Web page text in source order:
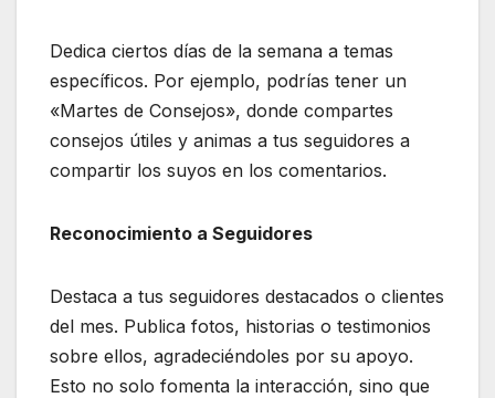
Dedica ciertos días de la semana a temas
específicos. Por ejemplo, podrías tener un
«Martes de Consejos», donde compartes
consejos útiles y animas a tus seguidores a
compartir los suyos en los comentarios.
Reconocimiento a Seguidores
Destaca a tus seguidores destacados o clientes
del mes. Publica fotos, historias o testimonios
sobre ellos, agradeciéndoles por su apoyo.
Esto no solo fomenta la interacción, sino que